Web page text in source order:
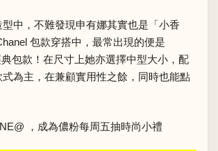
中，不難發現申有娜其實也是「小香
包款穿搭中，最常出現的便是
典包款！在尺寸上她亦選擇中型大小，配
為主，在兼顧實用性之餘，同時也能點
，成為儂粉每周五抽時尚小禮